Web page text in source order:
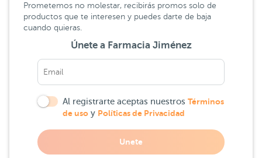
Prometemos no molestar, recibirás promos solo de
productos que te interesen y puedes darte de baja
cuando quieras.
Únete a Farmacia Jiménez
Al registrarte aceptas nuestros Términos
de uso y Políticas de Privacidad
Unete